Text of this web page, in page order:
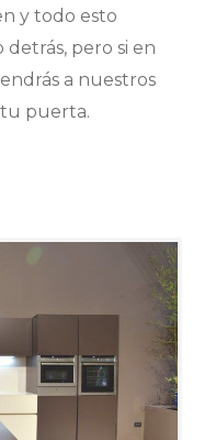
y todo esto
pero si en
a nuestros
puerta.